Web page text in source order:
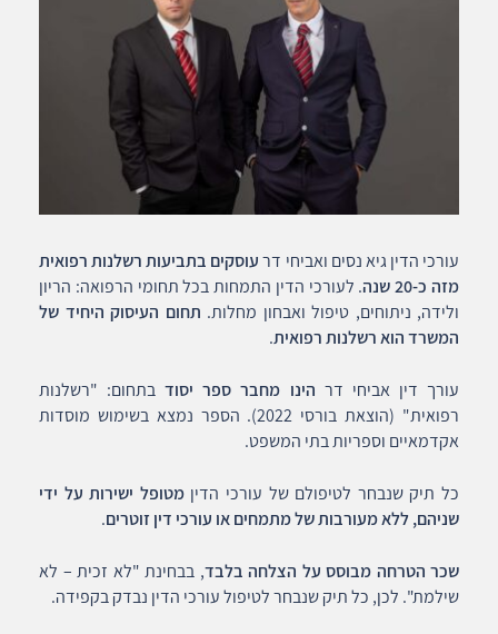
עורכי הדין גיא נסים ואביחי דרעוסקים בתביעות רשלנות רפואית
מזה כ-20 שנה
. לעורכי הדין התמחות בכל תחומי הרפואה: הריון
ולידה, ניתוחים, טיפול ואבחון מחלות. תחום העיסוק היחיד של
המשרד הוא רשלנות רפואית.
עורך דין אביחי דר הינו מחבר ספר יסודבתחום: "רשלנות
רפואית" (הוצאת בורסי 2022). הספר נמצא בשימוש מוסדות
אקדמאיים וספריות בתי המשפט.
כל תיק שנבחר לטיפולם של עורכי הדיןמטופל ישירות על ידי
שניהם, ללא מעורבות של מתמחים או עורכי דין זוטרים.
שכר הטרחה מבוסס על הצלחה בלבד, בבחינת "לא זכית – לא
שילמת". לכן, כל תיק שנבחר לטיפול עורכי הדין נבדק בקפידה.